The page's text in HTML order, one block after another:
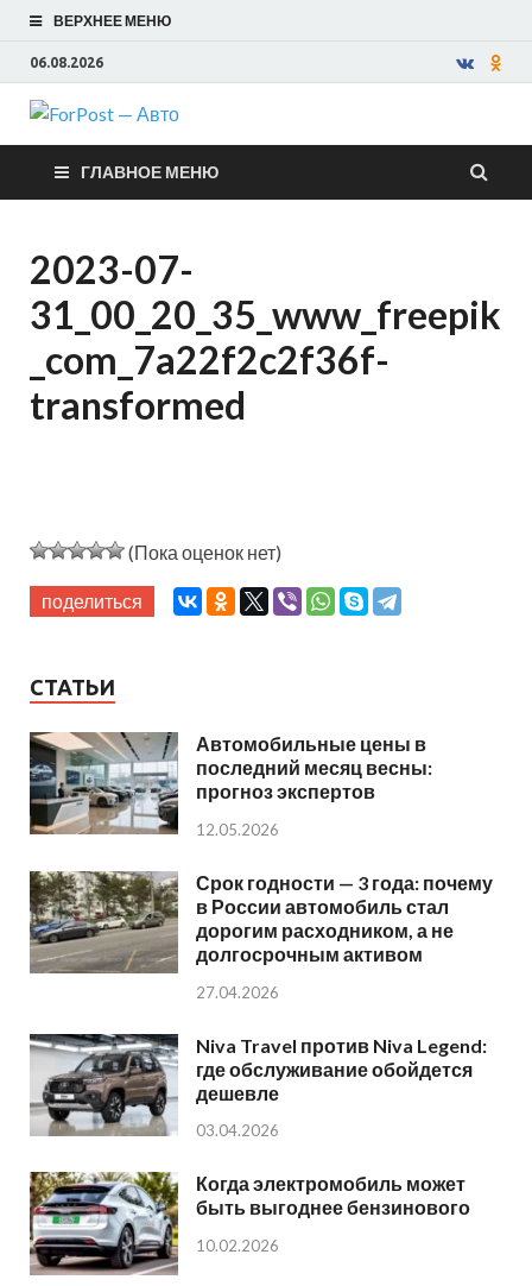
ВЕРХНЕЕ МЕНЮ
06.08.2026
ForPost —
Авто
ГЛАВНОЕ МЕНЮ
2023-07-
31_00_20_35_www_freepik
_com_7a22f2c2f36f-
transformed
(Пока оценок нет)
поделиться
СТАТЬИ
Автомобильные цены в
последний месяц весны:
прогноз экспертов
12.05.2026
Срок годности — 3 года: почему
в России автомобиль стал
дорогим расходником, а не
долгосрочным активом
27.04.2026
Niva Travel против Niva Legend:
где обслуживание обойдется
дешевле
03.04.2026
Когда электромобиль может
быть выгоднее бензинового
10.02.2026